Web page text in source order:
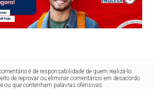
é de responsabilidade de quem realizá-lo.
de reprovar ou eliminar comentários em desacordo
ou que contenham palavras ofensivas.